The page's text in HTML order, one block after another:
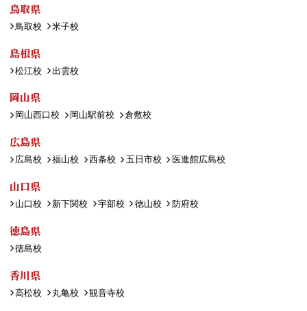
鳥取県
鳥取校 米子校
島根県
松江校 出雲校
岡山県
岡山西口校 岡山駅前校 倉敷校
広島県
広島校 福山校 西条校 五日市校 医進館広島校
山口県
山口校 新下関校 宇部校 徳山校 防府校
徳島県
徳島校
香川県
高松校 丸亀校 観音寺校